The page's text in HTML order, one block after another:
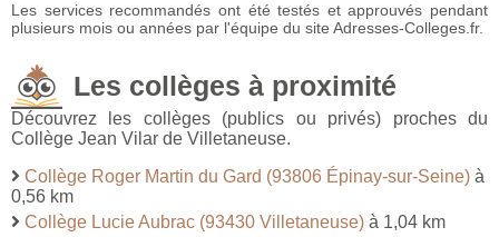
Les services recommandés ont été testés et approuvés pendant
plusieurs mois ou années par l'équipe du site Adresses-Colleges.fr.
Les collèges à proximité
Découvrez les collèges (publics ou privés) proches du
Collège Jean Vilar de Villetaneuse.
Collège Roger Martin du Gard (93806 Épinay-sur-Seine) à
0,56 km
Collège Lucie Aubrac (93430 Villetaneuse) à 1,04 km